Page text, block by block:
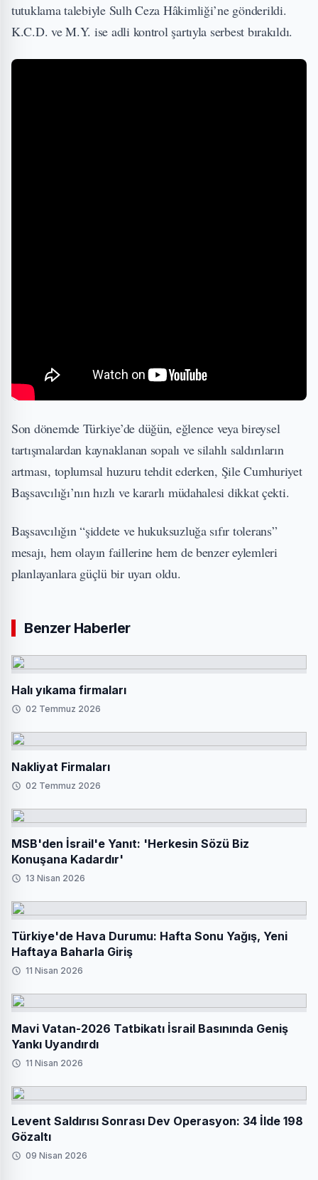
tutuklama talebiyle Sulh Ceza Hâkimliği’ne gönderildi.
K.C.D. ve M.Y. ise adli kontrol şartıyla serbest bırakıldı.
Son dönemde Türkiye’de düğün, eğlence veya bireysel
tartışmalardan kaynaklanan sopalı ve silahlı saldırıların
artması, toplumsal huzuru tehdit ederken, Şile Cumhuriyet
Başsavcılığı’nın hızlı ve kararlı müdahalesi dikkat çekti.
Başsavcılığın “şiddete ve hukuksuzluğa sıfır tolerans”
mesajı, hem olayın faillerine hem de benzer eylemleri
planlayanlara güçlü bir uyarı oldu.
Benzer Haberler
Halı yıkama firmaları
02 Temmuz 2026
Nakliyat Firmaları
02 Temmuz 2026
MSB'den İsrail'e Yanıt: 'Herkesin Sözü Biz
Konuşana Kadardır'
13 Nisan 2026
Türkiye'de Hava Durumu: Hafta Sonu Yağış, Yeni
Haftaya Baharla Giriş
11 Nisan 2026
Mavi Vatan-2026 Tatbikatı İsrail Basınında Geniş
Yankı Uyandırdı
11 Nisan 2026
Levent Saldırısı Sonrası Dev Operasyon: 34 İlde 198
Gözaltı
09 Nisan 2026